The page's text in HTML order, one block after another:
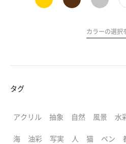
カラーの選択
タグ
アクリル 抽象 自然 風景 水
海 油彩 写実 人 猫 ペン